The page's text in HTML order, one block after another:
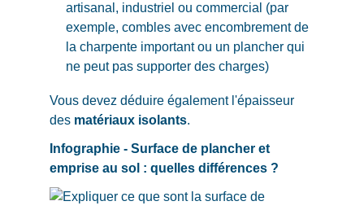
artisanal, industriel ou commercial (par
exemple, combles avec encombrement de
la charpente important ou un plancher qui
ne peut pas supporter des charges)
Vous devez déduire également l'épaisseur
des matériaux isolants.
Infographie - Surface de plancher et
emprise au sol : quelles différences ?